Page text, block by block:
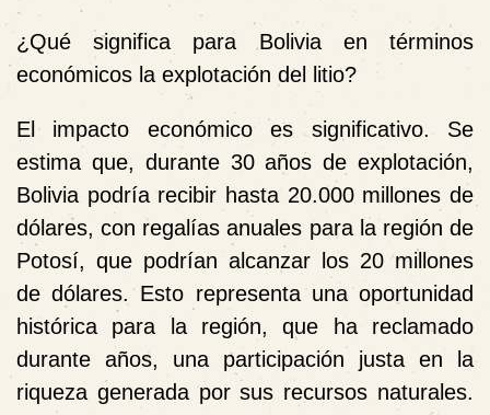
¿Qué significa para Bolivia en términos
económicos la explotación del litio?
El impacto económico es significativo. Se
estima que, durante 30 años de explotación,
Bolivia podría recibir hasta 20.000 millones de
dólares, con regalías anuales para la región de
Potosí, que podrían alcanzar los 20 millones
de dólares. Esto representa una oportunidad
histórica para la región, que ha reclamado
durante años, una participación justa en la
riqueza generada por sus recursos naturales.